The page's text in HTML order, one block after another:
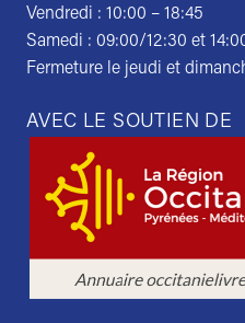
Vendredi : 10:00 – 18:45
Samedi : 09:00/12:30 et
Fermeture le jeudi et
AVEC LE SOUTIEN DE